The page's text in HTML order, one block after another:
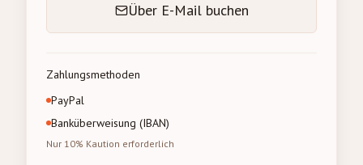
Über E-Mail buchen
Zahlungsmethoden
PayPal
Banküberweisung (IBAN)
Nur 10% Kaution erforderlich